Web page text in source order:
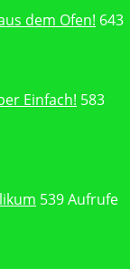
dem Ofen! 643
Einfach! 583
539 Aufrufe